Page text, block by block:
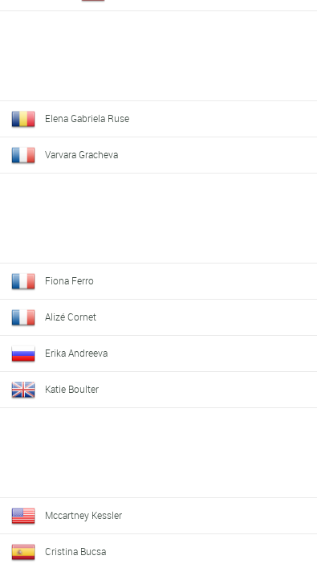
Elena Gabriela Ruse
Varvara Gracheva
Fiona Ferro
Alizé Cornet
Erika Andreeva
Katie Boulter
Mccartney Kessler
Cristina Bucsa